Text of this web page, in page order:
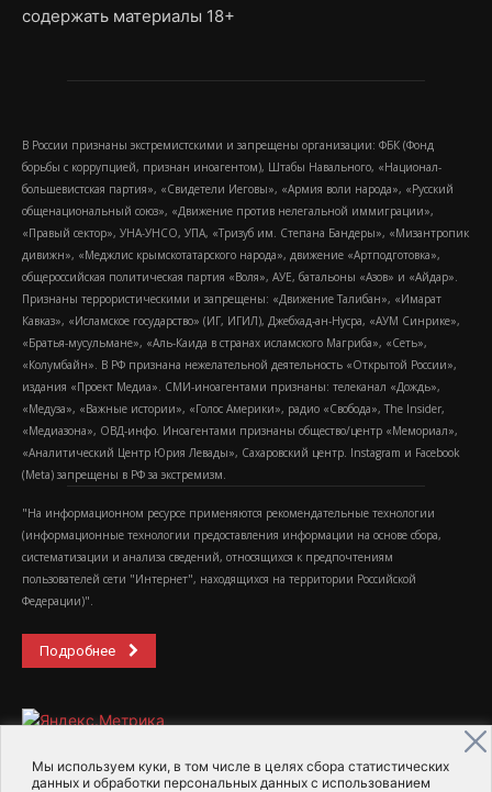
Мы используем куки, в том числе в целях сбора статистических
данных и обработки персональных данных с использованием
содержать материалы 18+
В России признаны экстремистскими и запрещены организации: ФБК (Фонд
борьбы с коррупцией, признан иноагентом), Штабы Навального, «Национал-
большевистская партия», «Свидетели Иеговы», «Армия воли народа», «Русский
общенациональный союз», «Движение против нелегальной иммиграции»,
«Правый сектор», УНА-УНСО, УПА, «Тризуб им. Степана Бандеры», «Мизантропик
дивижн», «Меджлис крымскотатарского народа», движение «Артподготовка»,
общероссийская политическая партия «Воля», АУЕ, батальоны «Азов» и «Айдар».
Признаны террористическими и запрещены: «Движение Талибан», «Имарат
Кавказ», «Исламское государство» (ИГ, ИГИЛ), Джебхад-ан-Нусра, «АУМ Синрике»,
«Братья-мусульмане», «Аль-Каида в странах исламского Магриба», «Сеть»,
«Колумбайн». В РФ признана нежелательной деятельность «Открытой России»,
издания «Проект Медиа». СМИ-иноагентами признаны: телеканал «Дождь»,
«Медуза», «Важные истории», «Голос Америки», радио «Свобода», The Insider,
«Медиазона», ОВД-инфо. Иноагентами признаны общество/центр «Мемориал»,
«Аналитический Центр Юрия Левады», Сахаровский центр. Instagram и Facebook
(Metа) запрещены в РФ за экстремизм.
"На информационном ресурсе применяются рекомендательные технологии
(информационные технологии предоставления информации на основе сбора,
систематизации и анализа сведений, относящихся к предпочтениям
пользователей сети "Интернет", находящихся на территории Российской
Федерации)".
Подробнее